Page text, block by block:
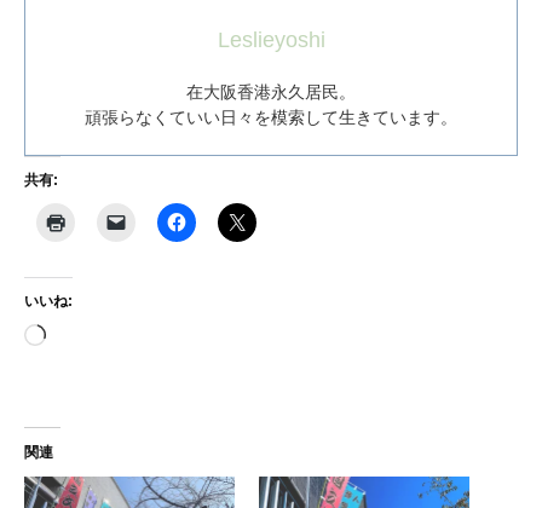
Leslieyoshi
在大阪香港永久居民。
頑張らなくていい日々を模索して生きています。
共有:
いいね:
読
み
中…
関連